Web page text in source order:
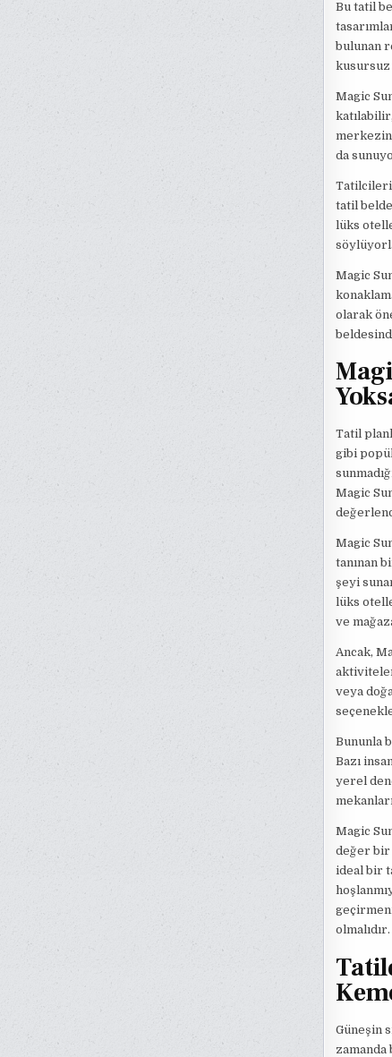
Bu tatil
bulunan
kusursuz
Magic
da
tatil
lüks
Magic
olarak
Tatil
gibi
Magic
Magic
tanınan
şeyi
lüks
ve
Ancak,
veya
Bununla
Bazı
yerel
Magic
değer bir
ideal bir
olmalıdır.
Güneşin
zamanda